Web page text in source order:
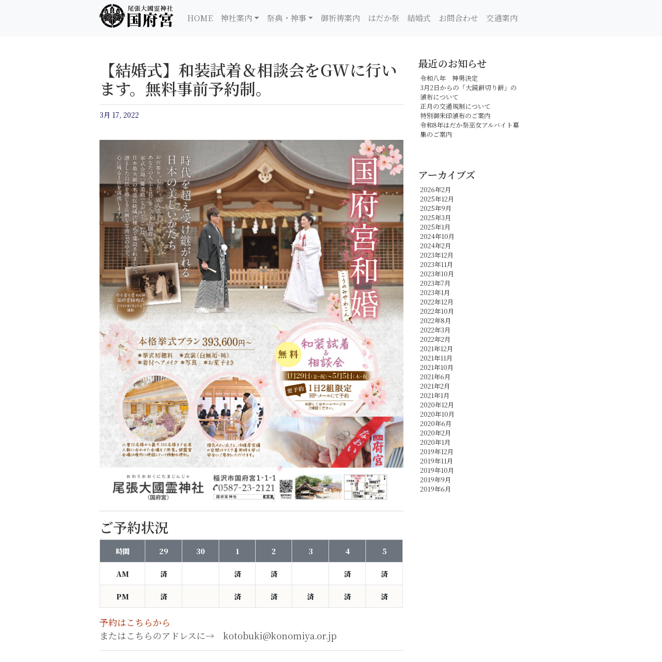
尾張大國霊神社 国府宮
HOME 神社案内 祭典・神事 御祈祷案内 はだか祭 結婚式 お問合わせ 交通案内
尾張大國霊神社 国府宮｜ご祈祷 はだか祭
【結婚式】和装試着＆相談会をGWに行い
ます。無料事前予約制。
3月 17, 2022
ご予約状況
時間 29 30 1 2 3 4 5
AM 済 済 済 済 済
PM 済 済 済 済 済 済
予約はこちらから
またはこちらのアドレスに→ kotobuki@konomiya.or.jp
最近のお知らせ
令和八年 神男決定
3月2日からの「大鏡餅切り餅」の
頒布について
正月の交通規制について
特別御朱印頒布のご案内
令和8年はだか祭巫女アルバイト募
集のご案内
アーカイブズ
2026年2月
2025年12月
2025年9月
2025年3月
2025年1月
2024年10月
2024年2月
2023年12月
2023年11月
2023年10月
2023年7月
2023年1月
2022年12月
2022年10月
2022年8月
2022年3月
2022年2月
2021年12月
2021年11月
2021年10月
2021年6月
2021年2月
2021年1月
2020年12月
2020年10月
2020年6月
2020年2月
2020年1月
2019年12月
2019年11月
2019年10月
2019年9月
2019年6月